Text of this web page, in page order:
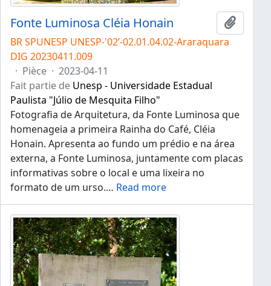
Fonte Luminosa Cléia Honain
Ajouter
BR SPUNESP UNESP-'02’-02.01.04.02-Araraquara
DIG 20230411.009
· Pièce · 2023-04-11
Fait partie de Unesp - Universidade Estadual
Paulista "Júlio de Mesquita Filho"
Fotografia de Arquitetura, da Fonte Luminosa que
homenageia a primeira Rainha do Café, Cléia
Honain. Apresenta ao fundo um prédio e na área
externa, a Fonte Luminosa, juntamente com placas
informativas sobre o local e uma lixeira no
formato de um urso.… Read more